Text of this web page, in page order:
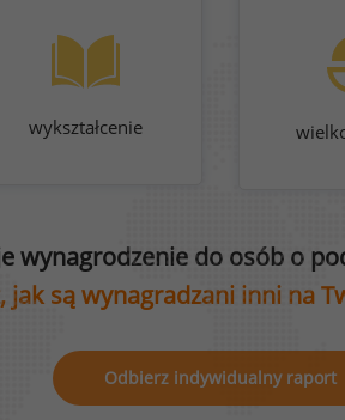
wykształcenie
wynagrodzenie do osób o
jak są wynagradzani inni na
Odbierz indywidualny raport